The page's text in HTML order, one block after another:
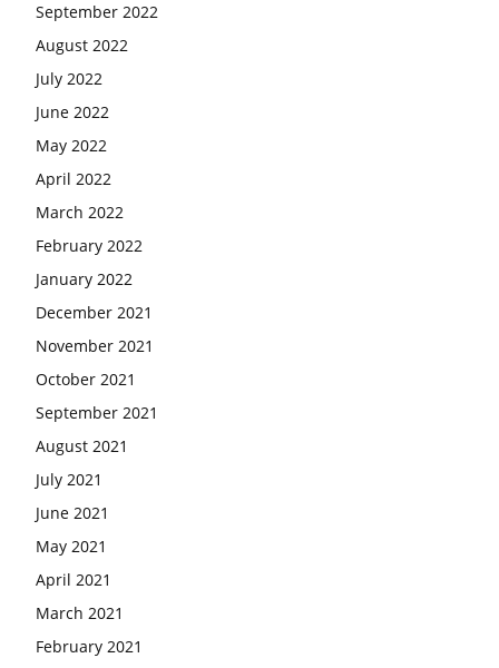
September 2022
August 2022
July 2022
June 2022
May 2022
April 2022
March 2022
February 2022
January 2022
December 2021
November 2021
October 2021
September 2021
August 2021
July 2021
June 2021
May 2021
April 2021
March 2021
February 2021